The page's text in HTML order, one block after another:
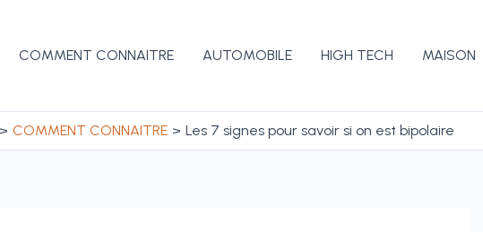
COMMENT CONNAITRE AUTOMOBILE HIGH TECH MAISON
COMMENT CONNAITRE Les 7 signes pour savoir si on est bipolaire